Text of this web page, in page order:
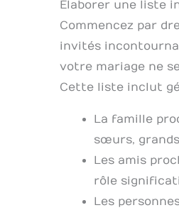
Élaborer une liste
Commencez par
invités
votre mariage ne
Cette liste inclut
La famille
sœurs,
Les amis
rôle
Les